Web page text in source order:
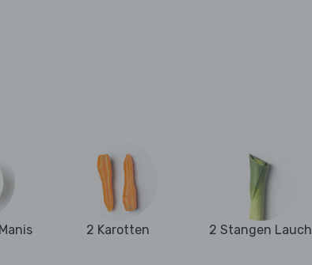
2 Karotten 2 Stangen Lauch